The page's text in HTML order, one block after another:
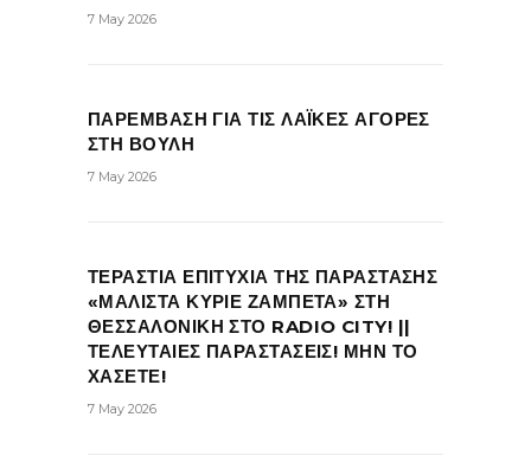
7 May 2026
ΠΑΡΕΜΒΑΣΗ ΓΙΑ ΤΙΣ ΛΑΪΚΕΣ ΑΓΟΡΕΣ
ΣΤΗ ΒΟΥΛΗ
7 May 2026
ΤΕΡΑΣΤΙΑ ΕΠΙΤΥΧΙΑ ΤΗΣ ΠΑΡΑΣΤΑΣΗΣ
«ΜΑΛΙΣΤΑ ΚΥΡΙΕ ΖΑΜΠΕΤΑ» ΣΤΗ
ΘΕΣΣΑΛΟΝΙΚΗ ΣΤΟ RADIO CITY! ||
ΤΕΛΕΥΤΑΙΕΣ ΠΑΡΑΣΤΑΣΕΙΣ! ΜΗΝ ΤΟ
ΧΑΣΕΤΕ!
7 May 2026